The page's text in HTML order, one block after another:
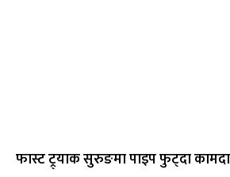
फास्ट ट्र्याक सुरुङमा पाइप फुट्दा